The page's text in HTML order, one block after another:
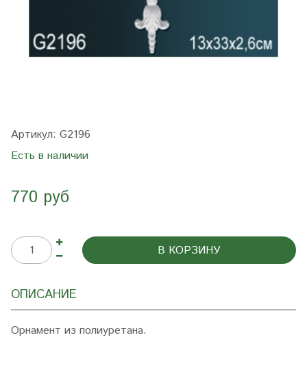
Артикул: G2196
Есть в наличии
770 руб
В КОРЗИНУ
ОПИСАНИЕ
Орнамент из полиуретана.